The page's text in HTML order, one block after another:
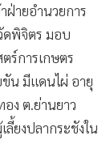
ายอำนวยการ
ดพิจิตร มอบ
ร์การเกษตร
น มีแดนไผ่ อายุ
ง ต.ย่านยาว
ยงปลากระชังใน